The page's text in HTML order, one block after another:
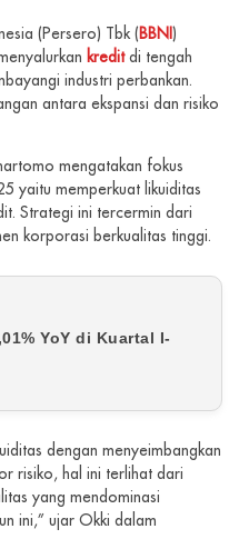
(Persero) Tbk (BBNI)
kreditdi tengah
industri perbankan.
antara ekspansi dan risiko
mengatakan fokus
yaitu memperkuat likuiditas
Strategi ini tercermin dari
korporasi berkualitas tinggi.
YoY di Kuartal I-
dengan menyeimbangkan
risiko, hal ini terlihat dari
yang mendominasi
ini,” ujar Okki dalam